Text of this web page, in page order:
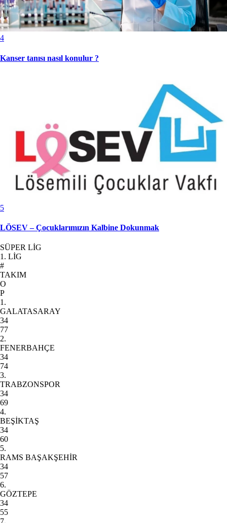
4
Kanser tanısı nasıl konulur ?
5
LÖSEV – Çocuklarımızın Kalbine Dokunmak
SÜPER LİG
1. LİG
#
TAKIM
O
P
1.
GALATASARAY
34
77
2.
FENERBAHÇE
34
74
3.
TRABZONSPOR
34
69
4.
BEŞİKTAŞ
34
60
5.
RAMS BAŞAKŞEHİR
34
57
6.
GÖZTEPE
34
55